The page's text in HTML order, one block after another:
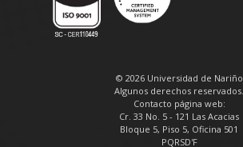
© 2026 Universidad de Nariño
Algunos derechos reservados.
Contacto página web:
Cr. 33 No. 5 - 121 Las Acacias
Bloque 5, Piso 5, Oficina 501
PQRSD'F